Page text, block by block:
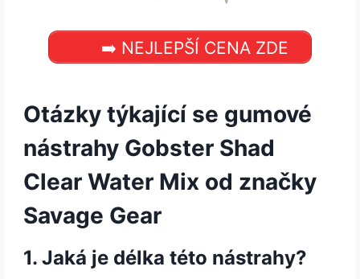
➡️ NEJLEPŠÍ CENA ZDE
Otázky týkající se gumové
nástrahy Gobster Shad
Clear Water Mix od značky
Savage Gear
1. Jaká je délka této nástrahy?